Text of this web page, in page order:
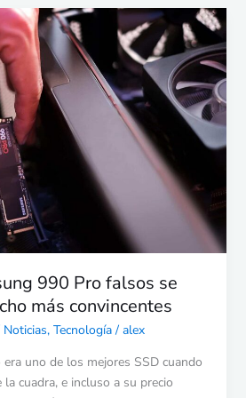
990 Pro falsos se
más convincentes
Noticias, Tecnología/ alex
uno de los mejores SSD cuando
cuadra, e incluso a su precio